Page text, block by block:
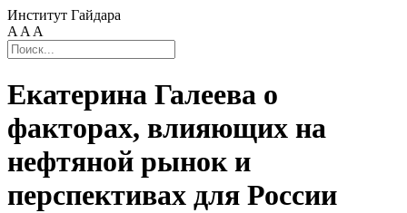
Институт Гайдара
A A A
Екатерина Галеева о
факторах, влияющих на
нефтяной рынок и
перспективах для России